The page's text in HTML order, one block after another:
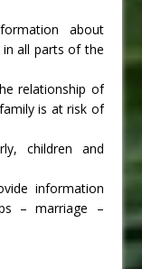
about
all parts of the
relationship of
is at risk of
children and
information
– marriage –